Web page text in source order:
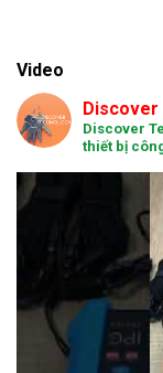
Video
Discover
Discover
thiết bị